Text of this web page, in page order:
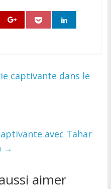
captivante dans le
avec Tahar
→
aimer